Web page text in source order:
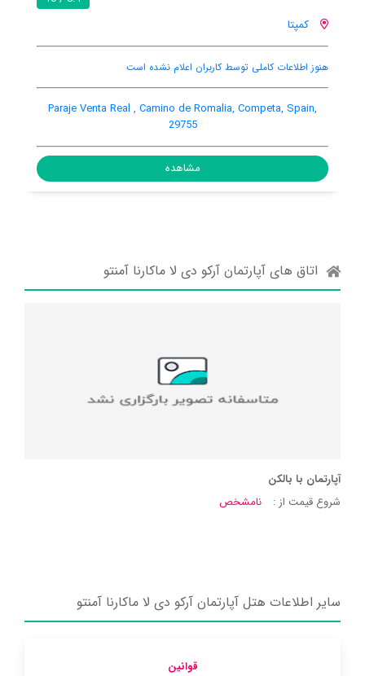
Paraje
استخر خصوصی بالکن
Circunvalación, Competa Town Center, Competa,
اتاق های آپارتمان آرکو دی لا ماکارنا آمنتو
آپارتمان با بالکن
شروع قیمت از :
نامشخص
سایر اطلاعات هتل آپارتمان آرکو دی لا ماکارنا آمنتو
قوانین